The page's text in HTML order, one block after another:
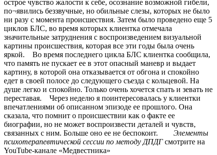
острое чувство жалости к себе, осознание возможной гибели,
по¬явились беззвучные, но обильные слезы, которых не было
ни разу с момента происшествия. Затем было проведено еще 5
циклов БЛС, во время которых клиентка отмечала
значительные затруднения с воспроизведением визуальной
картины происшествия, которая все эти годы была очень
яркой. Во время последнего цикла БЛС клиентка сообщила,
что память не пускает ее в этот опасный маневр и выдает
картину, в которой она отказывается от обгона и спокойно
едет в своей полосе до следующего съезда с кольцевой. На
душе легко и спокойно. Только очень хочется спать и зевать не
переставая. Через неделю я поинтересовалась у клиентки
впечатлениями об описанном эпизоде ее прошлого. Она
сказала, что помнит о происшествии как о факте ее
биографии, но не может воспроизвести деталей и чувств,
связанных с ним. Больше оно ее не беспокоит.
Элементы
психотерапевтической сессии по методу ДПДГсмотрите на
YouTube-канале «Медвестника»